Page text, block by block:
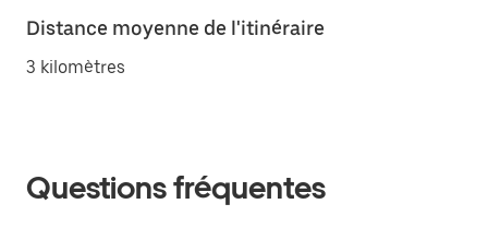
Distance moyenne de l'itinéraire
3 kilomètres
Questions fréquentes